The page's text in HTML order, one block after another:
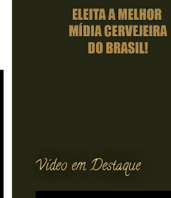
Vídeo em Destaque